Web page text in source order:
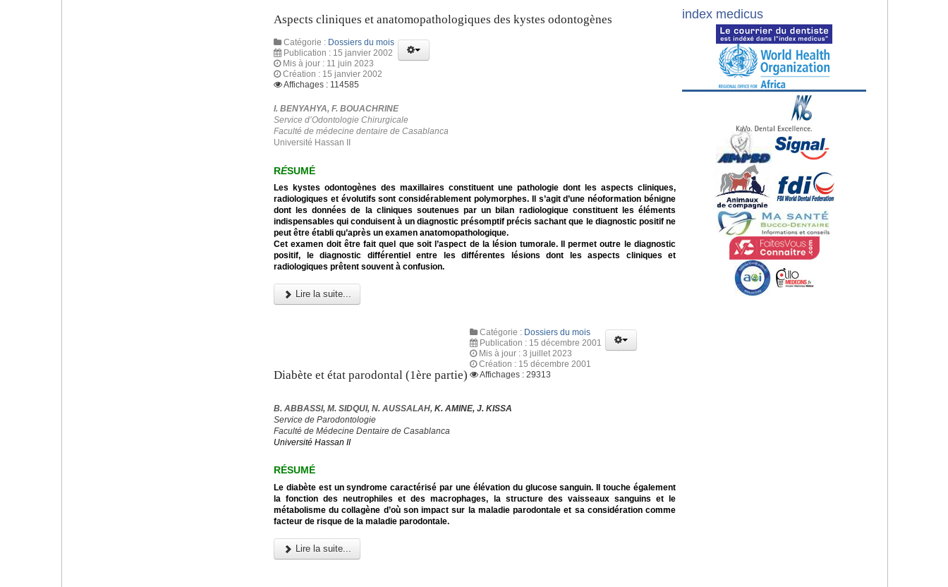
Aspects cliniques et anatomopathologiques des kystes odontogènes
Catégorie : Dossiers du mois
Publication : 15 janvier 2002
Mis à jour : 11 juin 2023
Création : 15 janvier 2002
Affichages : 114585
I. BENYAHYA, F. BOUACHRINE
Service d’Odontologie Chirurgicale
Faculté de médecine dentaire de Casablanca
Université Hassan II
RÉSUMÉ
Les kystes odontogènes des maxillaires constituent une pathologie dont les aspects cliniques,
radiologiques et évolutifs sont considérablement polymorphes. Il s’agit d’une néoformation bénigne
dont les données de la cliniques soutenues par un bilan radiologique constituent les éléments
indispensables qui conduisent à un diagnostic présomptif précis sachant que le diagnostic positif ne
peut être établi qu’après un examen anatomopathologique.
Cet examen doit être fait quel que soit l’aspect de la lésion tumorale. Il permet outre le diagnostic
positif, le diagnostic différentiel entre les différentes lésions dont les aspects cliniques et
radiologiques prêtent souvent à confusion.
Lire la suite...
Diabète et état parodontal (1ère partie)
Catégorie : Dossiers du mois
Publication : 15 décembre 2001
Mis à jour : 3 juillet 2023
Création : 15 décembre 2001
Affichages : 29313
B. ABBASSI, M. SIDQUI, N. AUSSALAH, K. AMINE, J. KISSA
Service de Parodontologie
Faculté de Médecine Dentaire de Casablanca
Université Hassan II
RÉSUMÉ
Le diabète est un syndrome caractérisé par une élévation du glucose sanguin. Il touche également
la fonction des neutrophiles et des macrophages, la structure des vaisseaux sanguins et le
métabolisme du collagène d’où son impact sur la maladie parodontale et sa considération comme
facteur de risque de la maladie parodontale.
Lire la suite...
index medicus